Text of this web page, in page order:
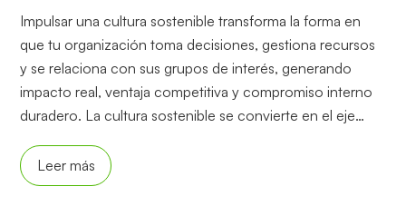
Impulsar una cultura sostenible transforma la forma en
que tu organización toma decisiones, gestiona recursos
y se relaciona con sus grupos de interés, generando
impacto real, ventaja competitiva y compromiso interno
duradero. La cultura sostenible se convierte en el eje…
Leer más